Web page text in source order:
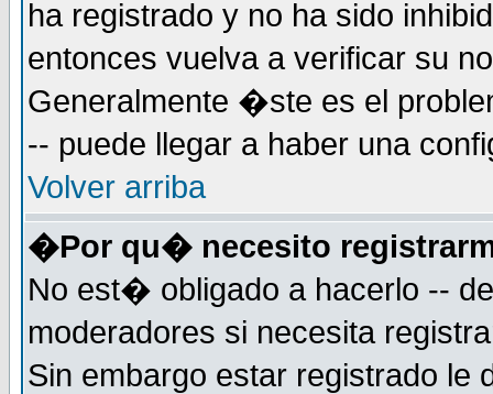
ha registrado y no ha sido
entonces vuelva a verificar su
Generalmente �ste es el
-- puede llegar a haber una
Volver arriba
�Por qu� necesito
No est� obligado a hacerlo --
moderadores si necesita
Sin embargo estar registrado le